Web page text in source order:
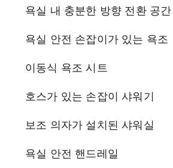
욕실 내 충분한 방향 전환 공간
욕실 안전 손잡이가 있는 욕조
이동식 욕조 시트
호스가 있는 손잡이 샤워기
보조 의자가 설치된 샤워실
욕실 안전 핸드레일